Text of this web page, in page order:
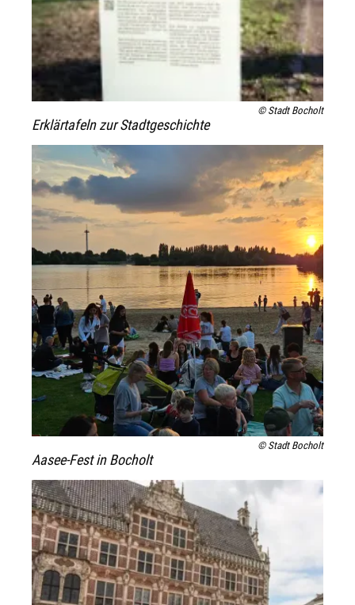
© Stadt Bocholt
Erklärtafeln zur Stadtgeschichte
© Stadt Bocholt
Aasee-Fest in Bocholt